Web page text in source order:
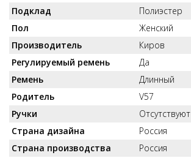
Подклад
Полиэстер
Пол
Женский
Производитель
Киров
Регулируемый ремень
Да
Ремень
Длинный
Родитель
V57
Ручки
Отсутствуют
Страна дизайна
Россия
Страна производства
Россия